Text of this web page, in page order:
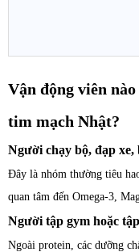
Vận động viên
tim mạch Nhật?
Người chạy bộ, đạp xe,
Đây là nhóm thường tiêu
quan tâm đến Omega-3,
Người tập gym hoặc
Ngoài protein, các dưỡng